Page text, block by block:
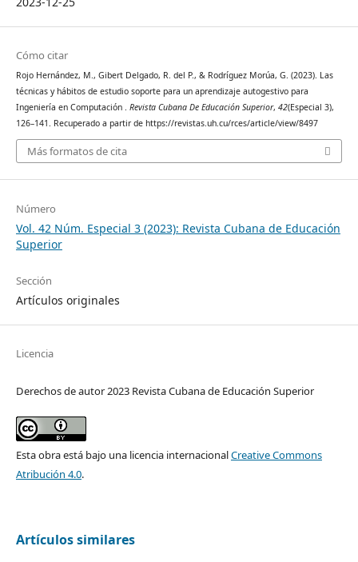
Cómo citar
Rojo Hernández, M., Gibert Delgado, R. del P., & Rodríguez Morúa, G. (2023). Las
técnicas y hábitos de estudio soporte para un aprendizaje autogestivo para
Ingeniería en Computación . Revista Cubana De Educación Superior, 42(Especial 3),
126–141. Recuperado a partir de https://revistas.uh.cu/rces/article/view/8497
Más formatos de cita
Número
Vol. 42 Núm. Especial 3 (2023): Revista Cubana de Educación
Superior
Sección
Artículos originales
Licencia
Derechos de autor 2023 Revista Cubana de Educación Superior
Esta obra está bajo una licencia internacionalCreative Commons
Atribución 4.0.
Artículos similares